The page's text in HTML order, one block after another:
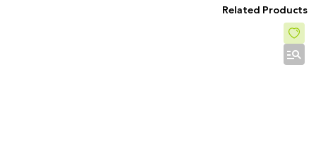
Related Products